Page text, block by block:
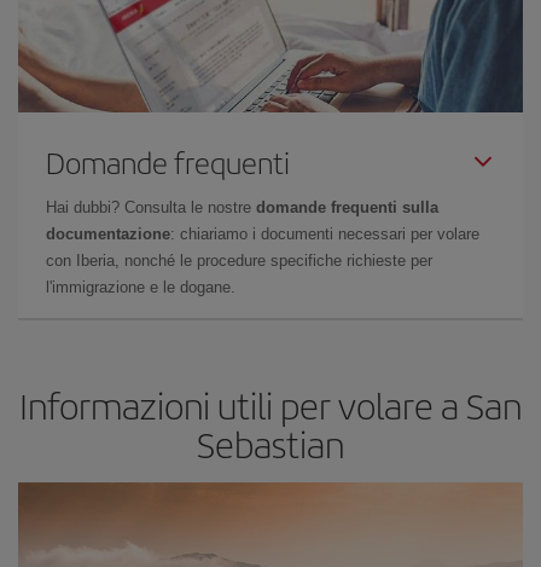
Domande frequenti
Hai dubbi? Consulta le nostre domande frequenti sulla
documentazione: chiariamo i documenti necessari per volare
con Iberia, nonché le procedure specifiche richieste per
l'immigrazione e le dogane.
Informazioni utili per volare a San
Sebastian